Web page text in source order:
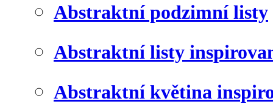
Abstraktní podzimní listy
Abstraktní listy
Abstraktní květina